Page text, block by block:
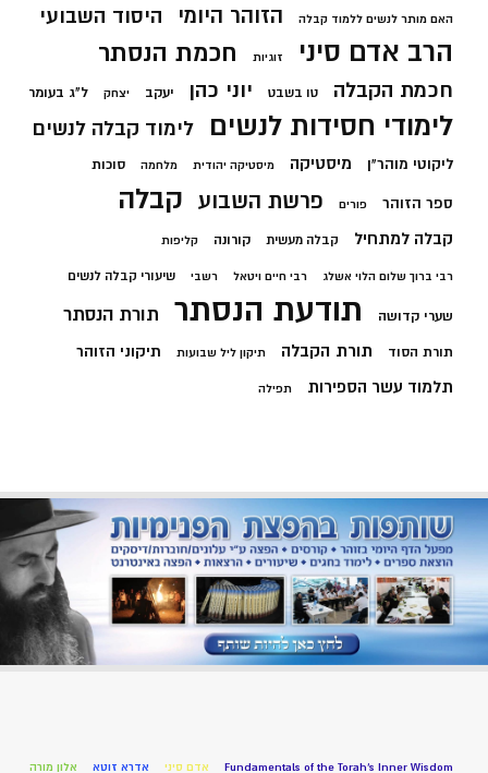
האם מותר לנשים ללמוד קבלה הזוהר היומי היסוד השבועי
הרב אדם סיני זוגיות חכמת הנסתר
חכמת הקבלה טו בשבט יוני כהן יעקב יצחק ל"ג בעומר
לימודי חסידות לנשים לימוד קבלה לנשים
ליקוטי מוהר"ן מיסטיקה מיסטיקה יהודית מלחמה סוכות
ספר הזוהר פורים פרשת השבוע קבלה
קבלה למתחיל קבלה מעשית קורונה קליפות
רבי ברוך שלום הלוי אשלג רבי חיים ויטאל רשבי שיעורי קבלה לנשים
שערי קדושה תודעת הנסתר תורת הנסתר
תורת הסוד תורת הקבלה תיקון ליל שבועות תיקוני הזוהר
תלמוד עשר הספירות תפילה
Fundamentals of the Torah’s Inner Wisdom אדם סיני אדרא זוטא אלון מורה